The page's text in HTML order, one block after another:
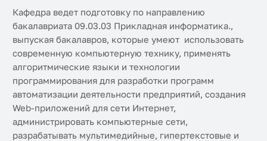
Кафедра ведет подготовку по направлению
бакалавриата 09.03.03 Прикладная информатика.,
выпуская бакалавров, которые умеют использовать
современную компьютерную технику, применять
алгоритмические языки и технологии
программирования для разработки программ
автоматизации деятельности предприятий, создания
Web-приложений для сети Интернет,
администрировать компьютерные сети,
разрабатывать мультимедийные, гипертекстовые и